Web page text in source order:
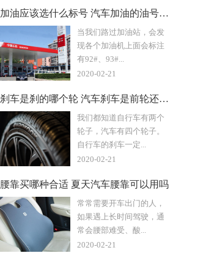
汽车加油应该选什么标号 汽车加油的油号越高越好吗
当我们路过加油站，会发
现各个加油机上面会标注
有92#、93#...
2020-02-21
汽车刹车是刹的哪个轮 汽车刹车是前轮还是后轮
我们都知道自行车有两个
轮子，汽车有四个轮子。
自行车的刹车一定...
2020-02-21
靠买哪种合适 夏天汽车腰靠可以用吗
常常需要开车出门的人，
如果遇上长时间驾驶，通
常会腰部难受、酸...
2020-02-21